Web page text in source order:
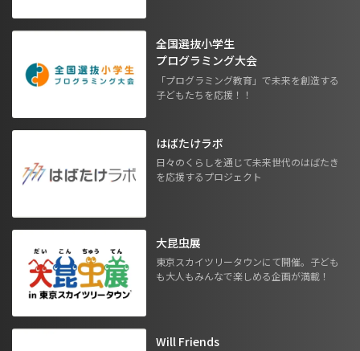
全国選抜小学生
プログラミング大会
「プログラミング教育」で未来を創造する
子どもたちを応援！！
はばたけラボ
日々のくらしを通じて未来世代のはばたき
を応援するプロジェクト
大昆虫展
東京スカイツリータウンにて開催。子ども
も大人もみんなで楽しめる企画が満載！
Will Friends